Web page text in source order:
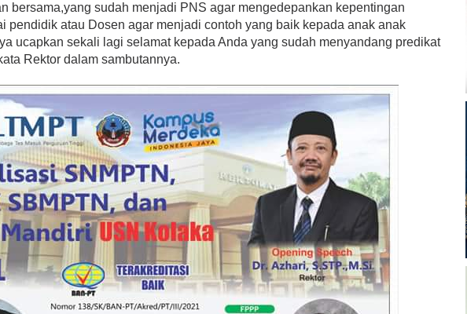
bersama,yang sudah menjadi PNS agar mengedepankan kepentingan
pendidik atau Dosen agar menjadi contoh yang baik kepada anak anak
ucapkan sekali lagi selamat kepada Anda yang sudah menyandang predikat
Rektor dalam sambutannya.